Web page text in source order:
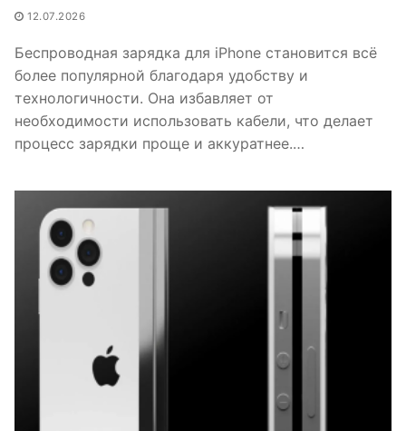
12.07.2026
Беспроводная зарядка для iPhone становится всё
более популярной благодаря удобству и
технологичности. Она избавляет от
необходимости использовать кабели, что делает
процесс зарядки проще и аккуратнее.…